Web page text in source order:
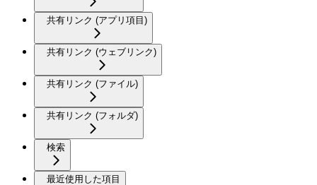
共有リンク (アプリ項目)
共有リンク (ウェブリンク)
共有リンク (ファイル)
共有リンク (フォルダ)
検索
最近使用した項目